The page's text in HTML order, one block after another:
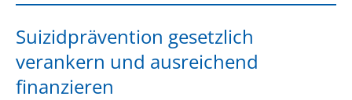
Suizidprävention gesetzlich
verankern und ausreichend
finanzieren